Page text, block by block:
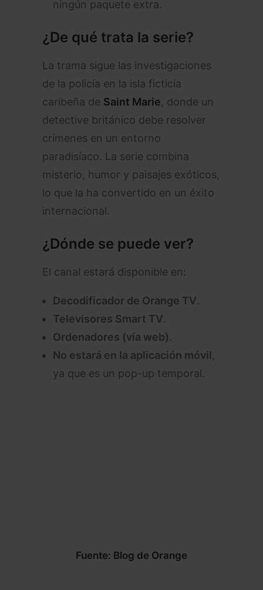
ningún paquete extra.
¿De qué trata la serie?
La trama sigue las investigaciones
de la policía en la isla ficticia
caribeña de Saint Marie, donde un
detective británico debe resolver
crímenes en un entorno
paradisíaco. La serie combina
misterio, humor y paisajes exóticos,
lo que la ha convertido en un éxito
internacional.
¿Dónde se puede ver?
El canal estará disponible en:
Decodificador de Orange TV.
Televisores Smart TV.
Ordenadores (vía web).
No estará en la aplicación móvil,
ya que es un pop-up temporal.
Fuente: Blog de Orange